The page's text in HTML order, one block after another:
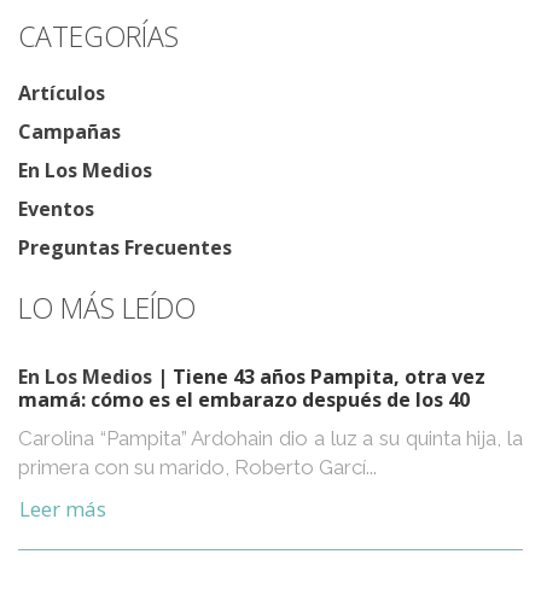
CATEGORÍAS
Artículos
Campañas
En Los Medios
Eventos
Preguntas Frecuentes
LO MÁS LEÍDO
En Los Medios | Tiene 43 años Pampita, otra vez
mamá: cómo es el embarazo después de los 40
Carolina “Pampita” Ardohain dio a luz a su quinta hija, la
primera con su marido, Roberto Garcí...
Leer más